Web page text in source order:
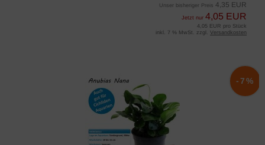
Unser bisheriger Preis 4,35 EUR
Jetzt nur 4,05 EUR
4,05 EUR pro Stück
inkl. 7 % MwSt. zzgl. Versandkosten
-7%